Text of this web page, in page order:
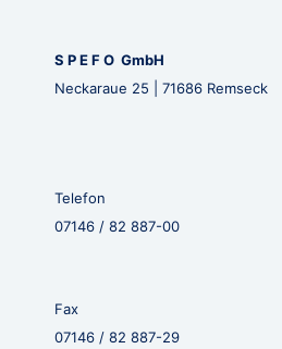
S P E F O GmbH
Neckaraue 25 | 71686 Remseck
Telefon
07146 / 82 887-00
Fax
07146 / 82 887-29